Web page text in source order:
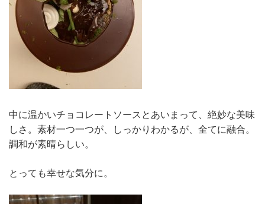
中に温かいチョコレートソースとあいまって、絶妙な美味
しさ。素材一つ一つが、しっかりわかるが、全てに融合。
調和が素晴らしい。
とっても幸せな気分に。